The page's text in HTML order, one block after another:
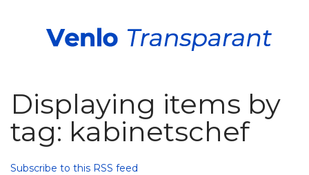
Displaying items by
tag: kabinetschef
Subscribe to this RSS feed